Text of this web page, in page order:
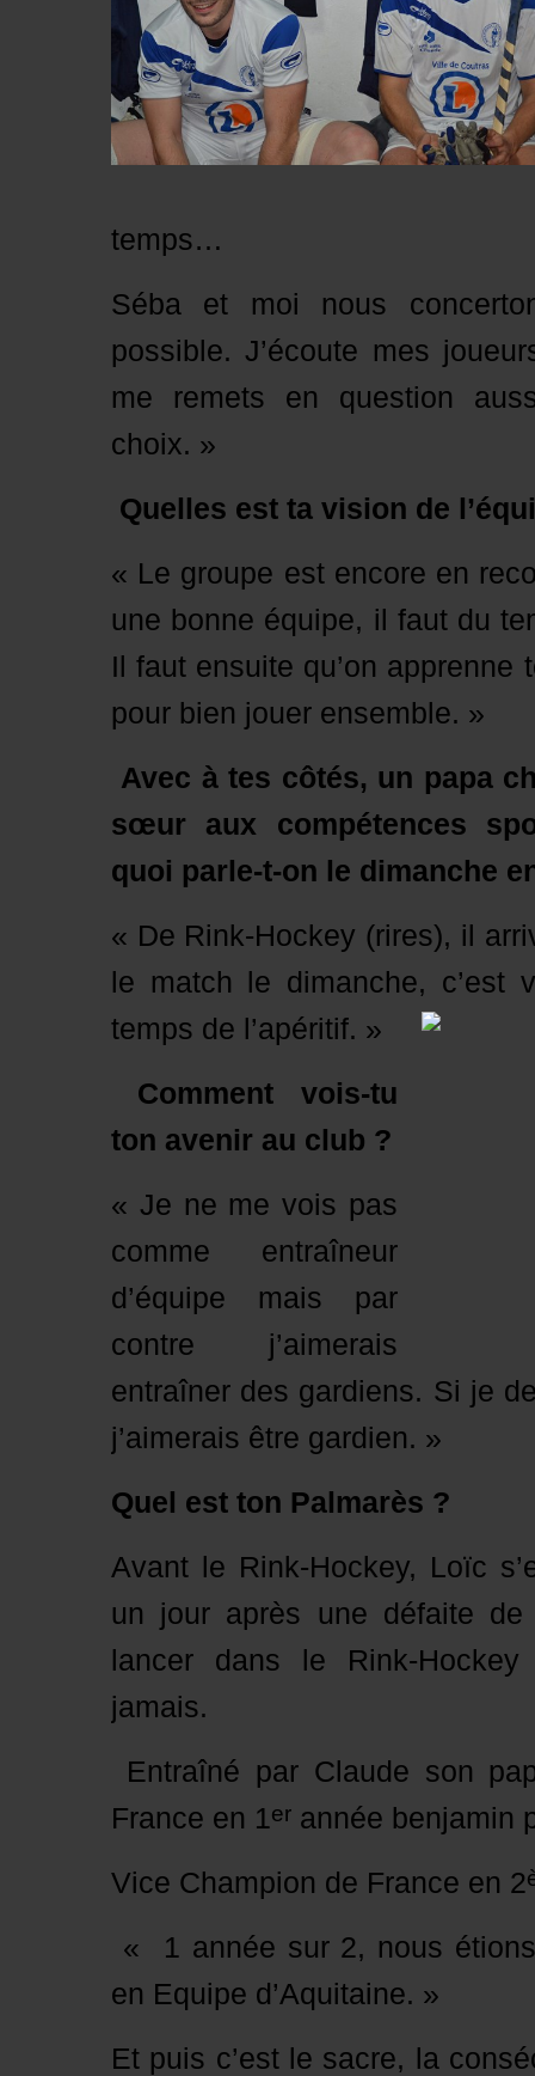
temps…
Séba et moi nous
possible. J’écoute mes
me remets en question
choix. »
Quelles est ta vision de
« Le groupe est encore en
une bonne équipe, il faut du
Il faut ensuite qu’on
pour bien jouer ensemble. »
Avec à tes côtés, un papa
sœur aux compétences
quoi parle-t-on le dimanche
« De Rink-Hockey (rires), il
le match le dimanche, c’est
temps de l’apéritif. »
Comment vois-tu
ton avenir au club ?
« Je ne me vois pas
comme entraîneur
d’équipe mais par
contre j’aimerais
entraîner des gardiens. Si je
j’aimerais être gardien. »
Quel est ton Palmarès ?
Avant le Rink-Hockey, Loïc
un jour après une défaite
lancer dans le Rink-
jamais.
Entraîné par Claude son
France en 1er année benjamin
Vice Champion de France en 2
« 1 année sur 2, nous
en Equipe d’Aquitaine. »
Et puis c’est le sacre, la